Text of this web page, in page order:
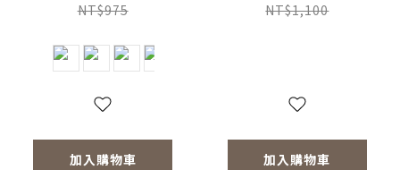
NT$975
加入購物車
NT$1,100
加入購物車